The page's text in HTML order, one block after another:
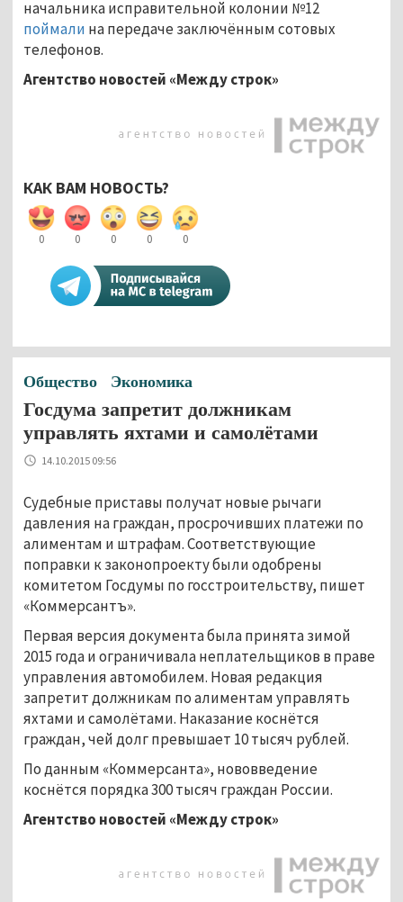
начальника исправительной колонии №12
поймали на передаче заключённым сотовых
телефонов.
Агентство новостей «Между строк»
КАК ВАМ НОВОСТЬ?
0 0 0 0 0
Общество Экономика
Госдума запретит должникам
управлять яхтами и самолётами
14.10.2015 09:56
Судебные приставы получат новые рычаги
давления на граждан, просрочивших платежи по
алиментам и штрафам. Соответствующие
поправки к законопроекту были одобрены
комитетом Госдумы по госстроительству, пишет
«Коммерсантъ».
Первая версия документа была принята зимой
2015 года и ограничивала неплательщиков в праве
управления автомобилем. Новая редакция
запретит должникам по алиментам управлять
яхтами и самолётами. Наказание коснётся
граждан, чей долг превышает 10 тысяч рублей.
По данным «Коммерсанта», нововведение
коснётся порядка 300 тысяч граждан России.
Агентство новостей «Между строк»